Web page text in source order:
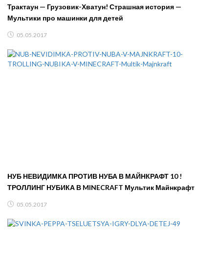
Трактаун — Грузовик-Хватун! Страшная история —
Мультики про машинки для детей
05.05.2017
НУБ НЕВИДИМКА ПРОТИВ НУБА В МАЙНКРАФТ 10 !
ТРОЛЛИНГ НУБИКА В MINECRAFT Мультик Майнкрафт
05.05.2017